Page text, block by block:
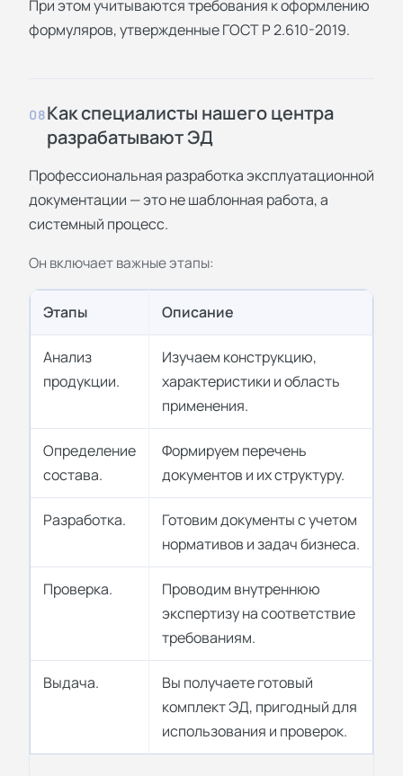
При этом учитываются требования к оформлению
формуляров, утвержденные ГОСТ Р 2.610-2019.
08Как специалисты нашего центра
разрабатывают ЭД
Профессиональная разработка эксплуатационной
документации — это не шаблонная работа, а
системный процесс.
Он включает важные этапы:
Этапы Описание
Анализ
продукции.
Изучаем конструкцию,
характеристики и область
применения.
Определение
состава.
Формируем перечень
документов и их структуру.
Разработка.
Готовим документы с учетом
нормативов и задач бизнеса.
Проверка.
Проводим внутреннюю
экспертизу на соответствие
требованиям.
Выдача.
Вы получаете готовый
комплект ЭД, пригодный для
использования и проверок.